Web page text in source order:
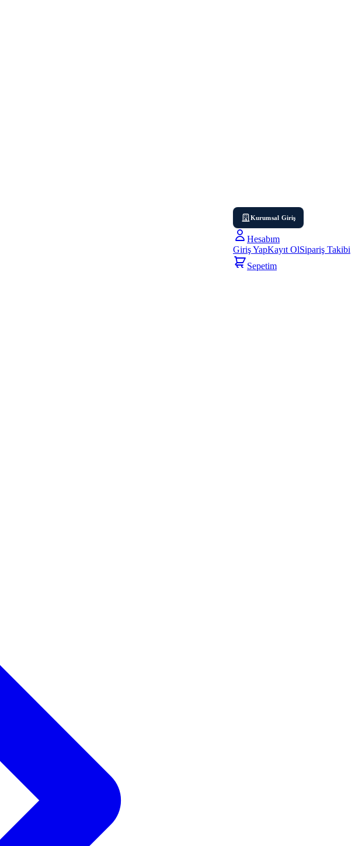
Kurumsal Giriş
Hesabım
Giriş YapKayıt OlSipariş Takibi
Sepetim